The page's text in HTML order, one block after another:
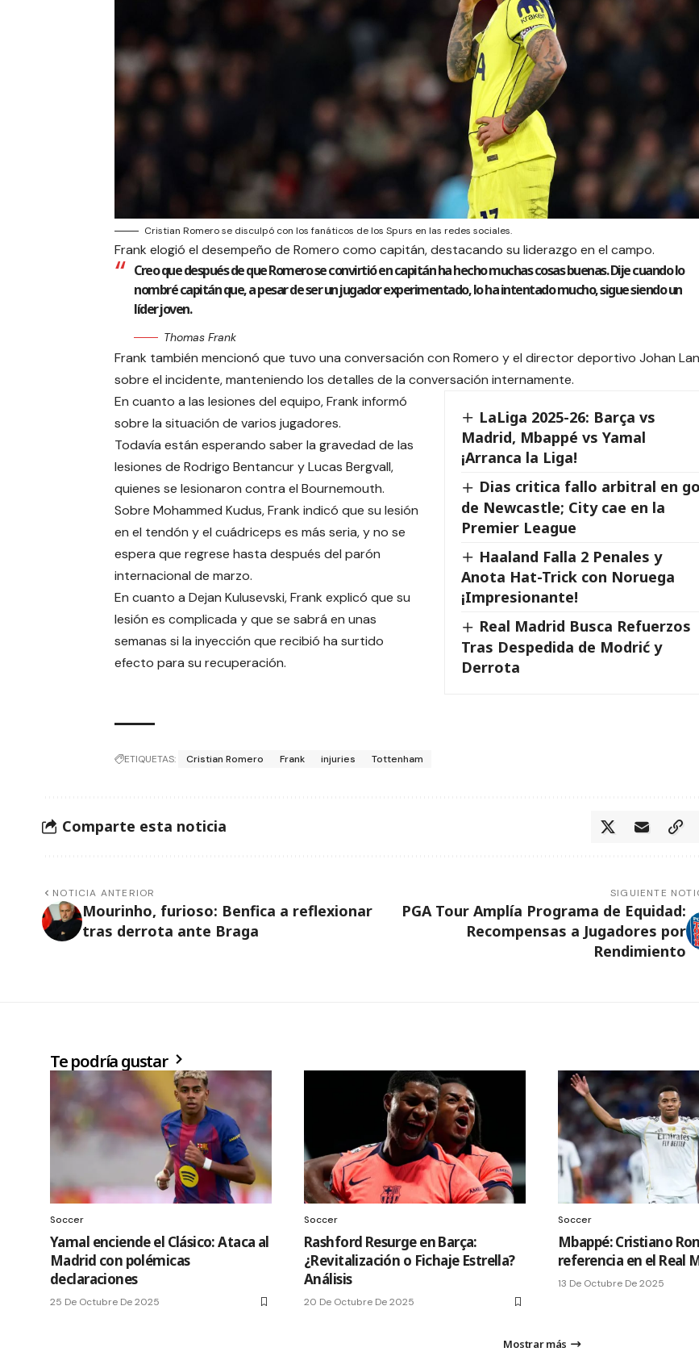
Cristian Romero se disculpó con los fanáticos de los Spurs en las redes sociales.
Frank elogió el desempeño de Romero como capitán, destacando su liderazgo en el campo.
Creo que después de que Romero se convirtió en capitán ha hecho muchas cosas buenas. Dije cuando lo
nombré capitán que, a pesar de ser un jugador experimentado, lo ha intentado mucho, sigue siendo un
líder joven.
Thomas Frank
Frank también mencionó que tuvo una conversación con Romero y el director deportivo Johan
sobre el incidente, manteniendo los detalles de la conversación internamente.
LaLiga 2025-26: Barça vs
Madrid, Mbappé vs Yamal
¡Arranca la Liga!
Dias critica fallo arbitral en
de Newcastle; City cae en la
Premier League
Haaland Falla 2 Penales y
Anota Hat-Trick con Noruega
¡Impresionante!
Real Madrid Busca Refuerzos
Tras Despedida de Modrić y
Derrota
En cuanto a las lesiones del equipo, Frank informó
sobre la situación de varios jugadores.
Todavía están esperando saber la gravedad de las
lesiones de Rodrigo Bentancur y Lucas Bergvall,
quienes se lesionaron contra el Bournemouth.
Sobre Mohammed Kudus, Frank indicó que su lesión
en el tendón y el cuádriceps es más seria, y no se
espera que regrese hasta después del parón
internacional de marzo.
En cuanto a Dejan Kulusevski, Frank explicó que su
lesión es complicada y que se sabrá en unas
semanas si la inyección que recibió ha surtido
efecto para su recuperación.
ETIQUETAS: Cristian Romero Frank injuries Tottenham
Comparte esta noticia
NOTICIA ANTERIOR
Mourinho, furioso: Benfica a reflexionar
tras derrota ante Braga
SIGUIENTE
PGA Tour Amplía Programa de Equidad:
Recompensas a Jugadores por
Rendimiento
Te podría gustar
Soccer
Yamal enciende el Clásico: Ataca al
Madrid con polémicas
declaraciones
25 De Octubre De 2025
Soccer
Rashford Resurge en Barça:
¿Revitalización o Fichaje Estrella?
Análisis
20 De Octubre De 2025
Soccer
Mbappé: Cristiano
referencia en el Real
13 De Octubre De 2025
Mostrar más